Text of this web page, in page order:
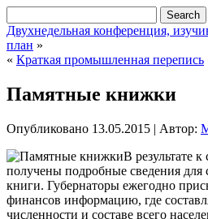
Двухнедельная конференция,
план »
« Краткая промышленная перепись
Памятные книжки
Опубликовано 13.05.2015 | Автор:
В результате
получены подробные сведения для
книги. Губернаторы ежегодно
финансов информацию, где
численности и составе всего